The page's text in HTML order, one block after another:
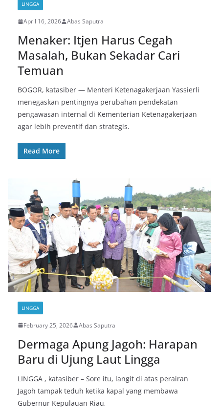
LINGGA
April 16, 2026 Abas Saputra
Menaker: Itjen Harus Cegah
Masalah, Bukan Sekadar Cari
Temuan
BOGOR, katasiber — Menteri Ketenagakerjaan Yassierli
menegaskan pentingnya perubahan pendekatan
pengawasan internal di Kementerian Ketenagakerjaan
agar lebih preventif dan strategis.
Read More
LINGGA
February 25, 2026 Abas Saputra
Dermaga Apung Jagoh: Harapan
Baru di Ujung Laut Lingga
LINGGA , katasiber – Sore itu, langit di atas perairan
Jagoh tampak teduh ketika kapal yang membawa
Gubernur Kepulauan Riau,